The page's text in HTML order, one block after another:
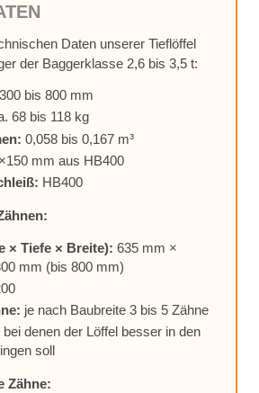
Da­ten un­se­rer Tief­löf­fel
der Bag­ger­klas­se 2,6 bis 3,5 t:
300 bis 800 mm
68 bis 118 kg
0,058 bis 0,167 m³
mm aus HB400
HB400
× Tie­fe × Brei­te): 635 mm ×
mm (bis 800 mm)
je nach Bau­brei­te 3 bis 5 Zäh­ne
bei de­nen der Löf­fel bes­ser in den
soll
Zäh­ne: